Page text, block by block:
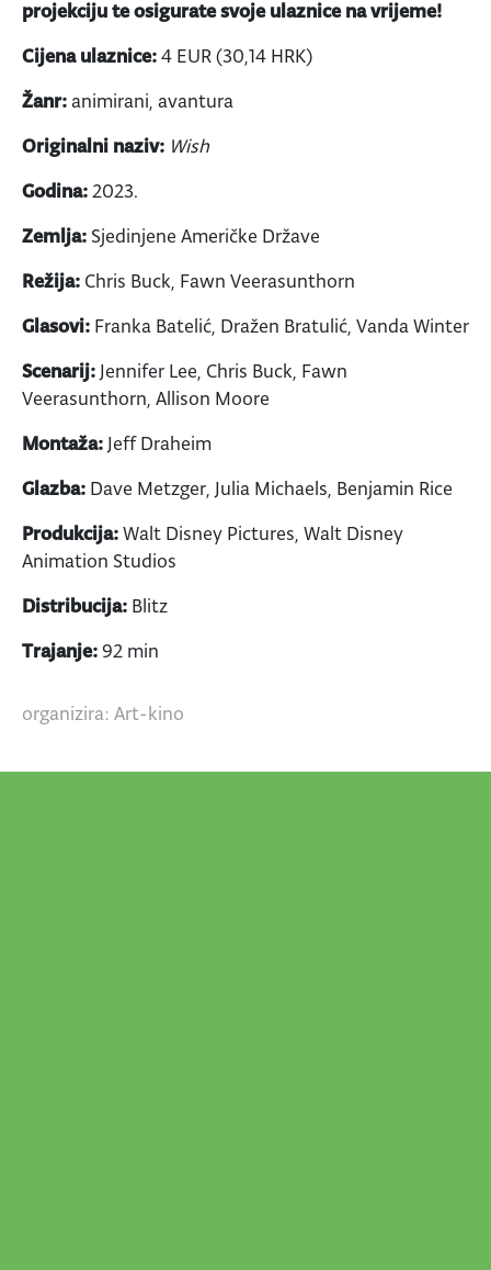
projekciju te osigurate svoje ulaznice na vrijeme!
Cijena ulaznice:4 EUR (30,14 HRK)
Žanr:animirani, avantura
Originalni naziv: Wish
Godina:2023.
Zemlja: Sjedinjene Američke Države
Režija: Chris Buck, Fawn Veerasunthorn
Glasovi: Franka Batelić, Dražen Bratulić, Vanda Winter
Scenarij: Jennifer Lee, Chris Buck, Fawn
Veerasunthorn, Allison Moore
Montaža: Jeff Draheim
Glazba: Dave Metzger, Julia Michaels, Benjamin Rice
Produkcija:Walt Disney Pictures, Walt Disney
Animation Studios
Distribucija: Blitz
Trajanje: 92 min
organizira: Art-kino